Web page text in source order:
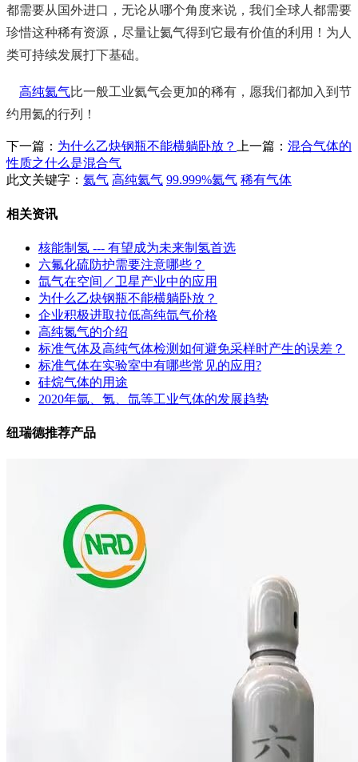
都需要从国外进口，无论从哪个角度来说，我们全球人都需要
珍惜这种稀有资源，尽量让氦气得到它最有价值的利用！为人
类可持续发展打下基础。
高纯氦气比一般工业氦气会更加的稀有，愿我们都加入到节
约用氦的行列！
下一篇： 为什么乙炔钢瓶不能横躺卧放？ 上一篇： 混合气体的
性质之什么是混合气
此文关键字： 氦气 高纯氦气 99.999%氦气 稀有气体
相关资讯
核能制氢 --- 有望成为未来制氢首选
六氟化硫防护需要注意哪些？
氙气在空间／卫星产业中的应用
为什么乙炔钢瓶不能横躺卧放？
企业积极进取拉低高纯氙气价格
高纯氮气的介绍
标准气体及高纯气体检测如何避免采样时产生的误差？
标准气体在实验室中有哪些常见的应用?
硅烷气体的用途
2020年氩、氪、氙等工业气体的发展趋势
纽瑞德推荐产品